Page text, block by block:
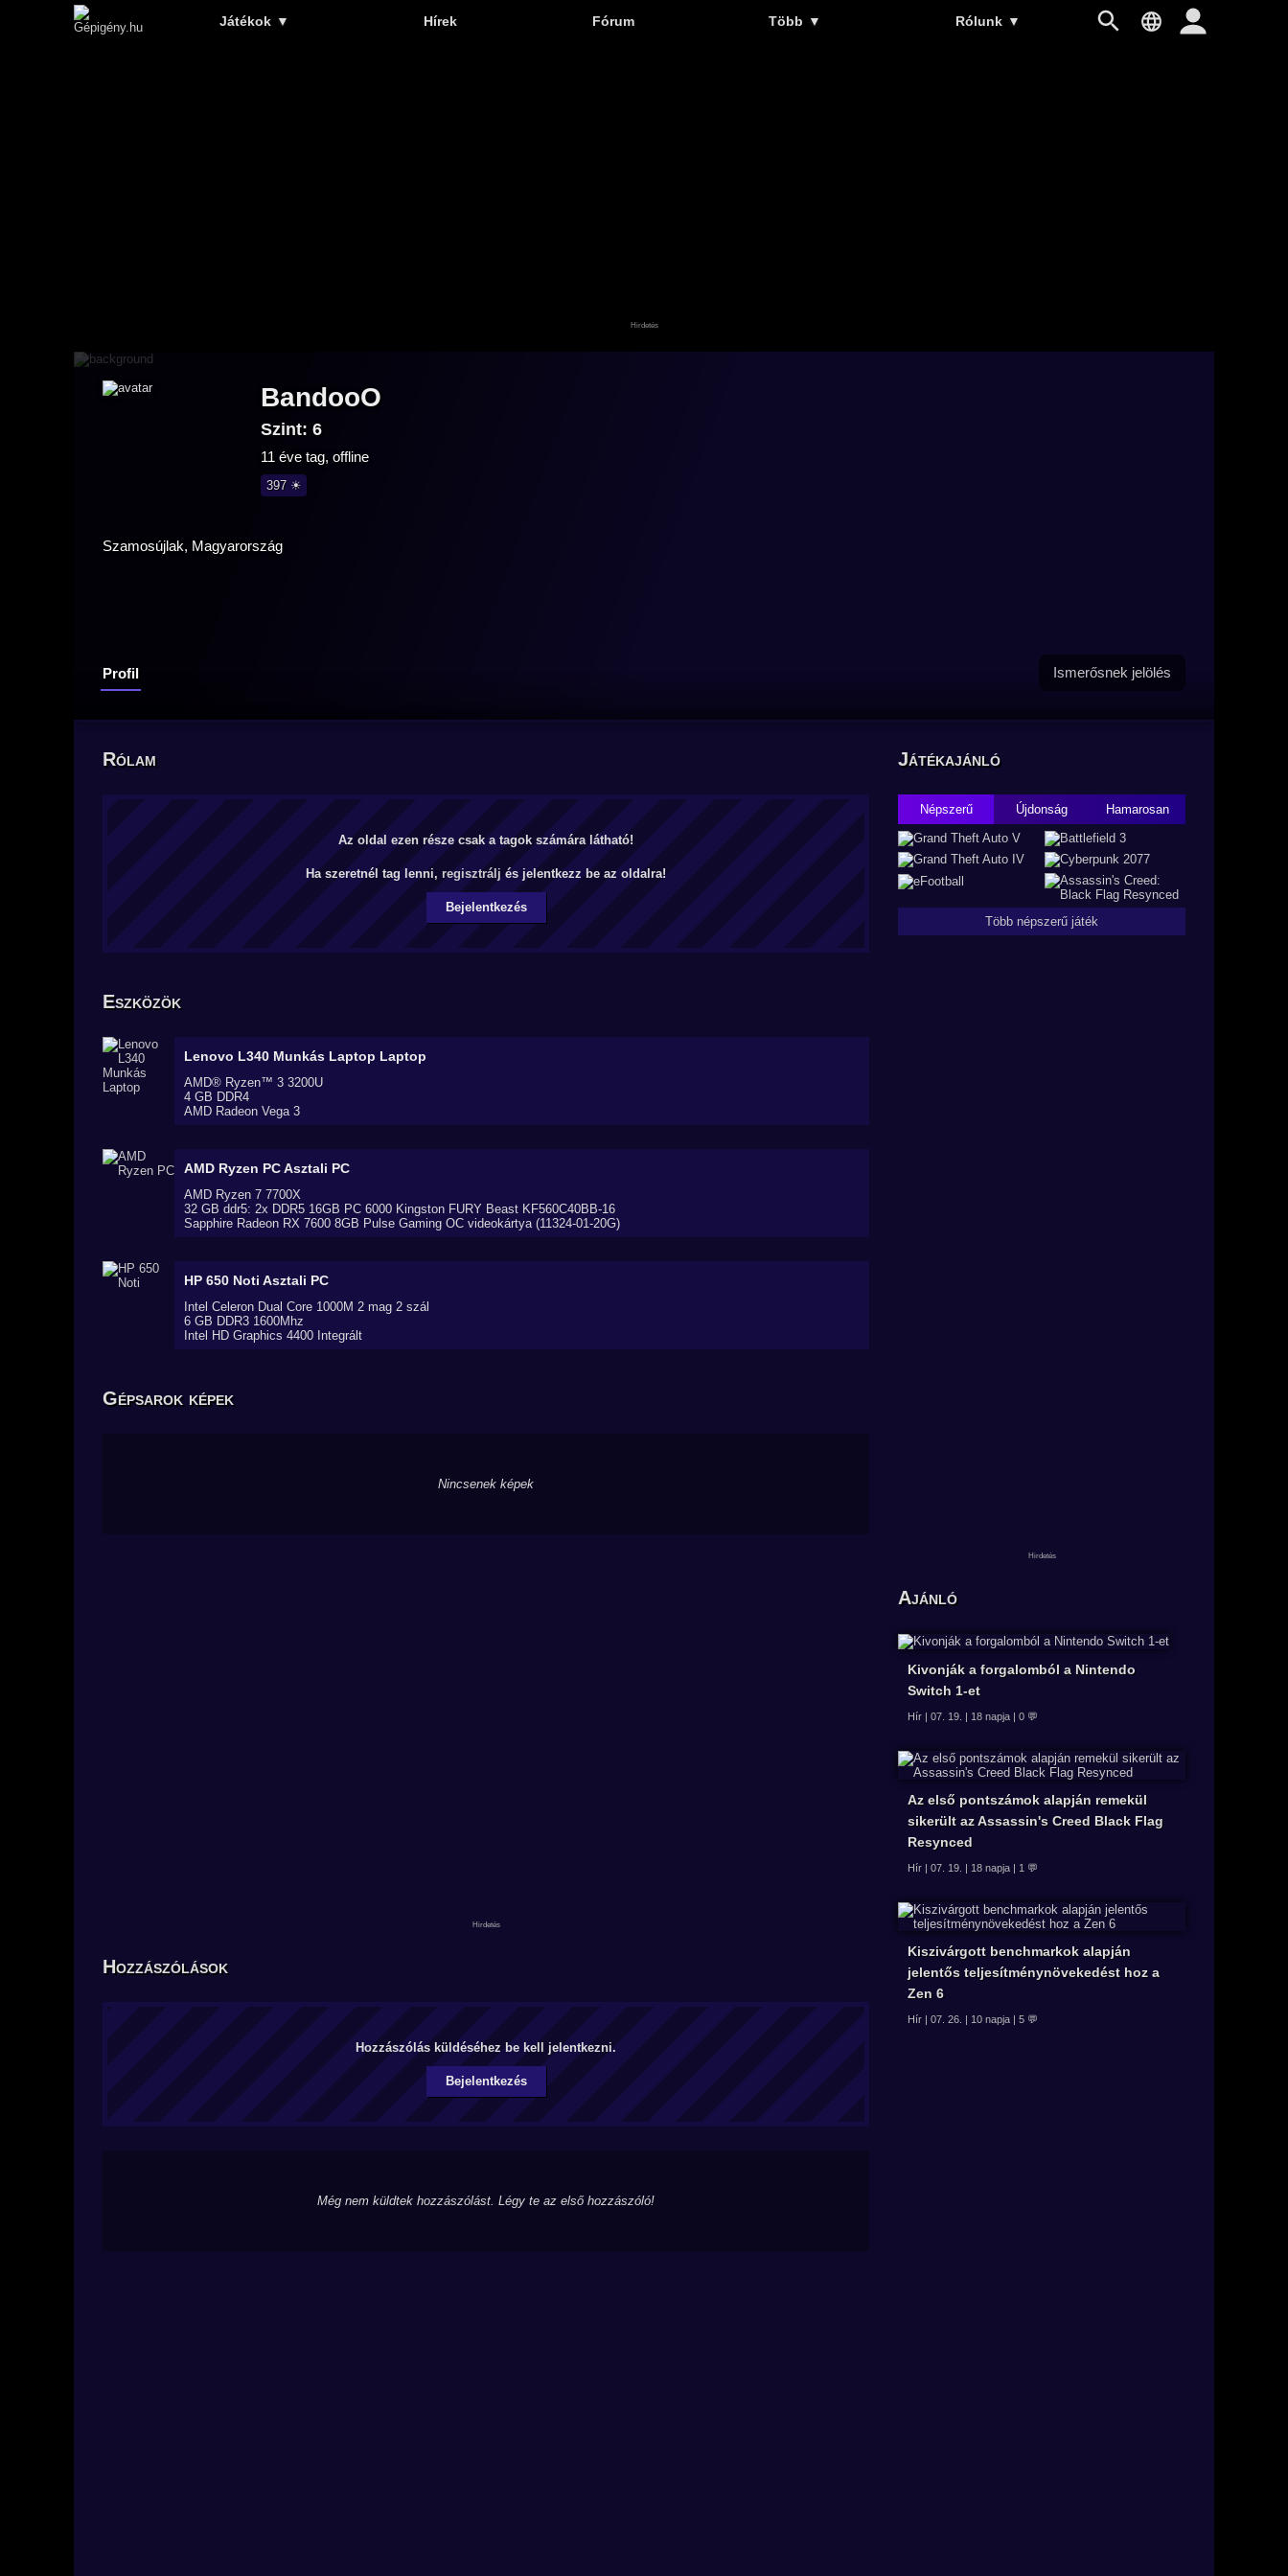
Játékok ▼ Hírek Fórum Több ▼ Rólunk ▼
BandooO
Szint: 6
11 éve tag, offline
397 ☀
Szamosújlak, Magyarország
Profil Ismerősnek jelölés
Rólam
Az oldal ezen része csak a tagok számára látható!
Ha szeretnél tag lenni, regisztrálj és jelentkezz be az oldalra!
Bejelentkezés
Eszközök
Lenovo L340 Munkás Laptop Laptop
AMD® Ryzen™ 3 3200U
4 GB DDR4
AMD Radeon Vega 3
AMD Ryzen PCAsztali PC
AMD Ryzen 7 7700X
32 GB ddr5: 2x DDR5 16GB PC 6000 Kingston FURY Beast KF560C40BB-16
Sapphire Radeon RX 7600 8GB Pulse Gaming OC videokártya (11324-01-20G)
HP 650 Noti Asztali PC
Intel Celeron Dual Core 1000M 2 mag 2 szál
6 GB DDR3 1600Mhz
Intel HD Graphics 4400 Integrált
Gépsarok képek
Nincsenek képek
Hozzászólások
Hozzászólás küldéséhez be kell jelentkezni.
Bejelentkezés
Még nem küldtek hozzászólást. Légy te az első hozzászóló!
Játékajánló
Népszerű Újdonság Hamarosan
Több népszerű játék
Ajánló
Kivonják a forgalomból a Nintendo
Switch 1-et
Hír | 07. 19. | 18 napja | 0 💬
Az első pontszámok alapján remekül
sikerült az Assassin's Creed Black Flag
Resynced
Hír | 07. 19. | 18 napja | 1 💬
Kiszivárgott benchmarkok alapján
jelentős teljesítménynövekedést hoz a
Zen 6
Hír | 07. 26. | 10 napja | 5 💬